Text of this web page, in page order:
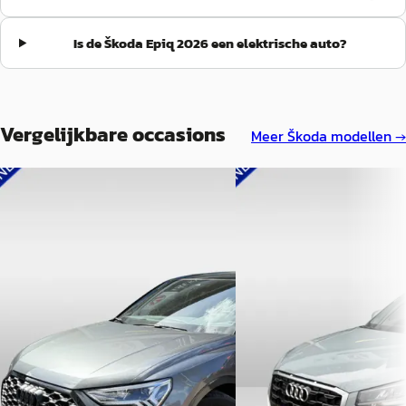
sommige zaken nog iets beter konden. Maar lees goed: ik ben
verder zeer tevreden met Skoda Pouw Zwolle en de
dienstverlening - en nog meer met de nieuwe Skoda die mijn
verwachtingen ruimschoots heeft overtroffen.”
Is de Škoda Epiq 2026 een elektrische auto?
Vergelijkbare occasions MeerŠkoda modellen →
A
Marktconform
2022 · 59.866 km · Plug-in hybride ·
Audi Q2
2022 · 60.559 km ·
Automaat